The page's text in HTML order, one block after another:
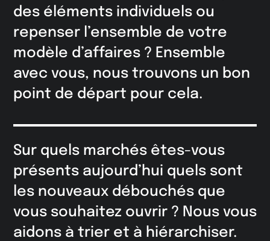
des éléments individuels ou
repenser l’ensemble de votre
modèle d’affaires ? Ensemble
avec vous, nous trouvons un bon
point de départ pour cela.
Sur quels marchés êtes-vous
présents aujourd’hui quels sont
les nouveaux débouchés que
vous souhaitez ouvrir ? Nous vous
aidons à trier et à hiérarchiser.